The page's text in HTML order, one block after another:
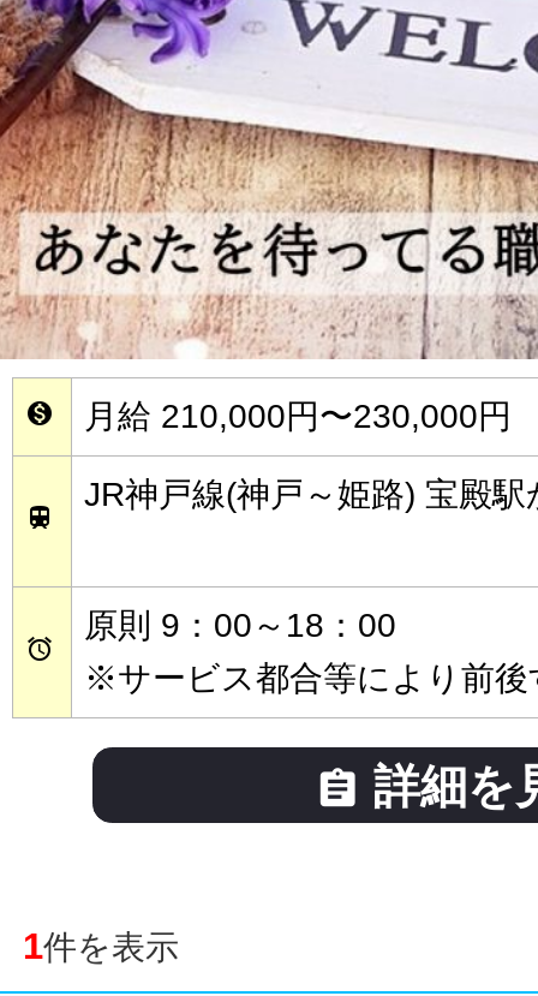
 月給 210,000円〜230,000円

JR神戸線(神戸～姫路) 宝殿

原則 9：00～18：00
※サービス都合等により前後
 詳細を
1件を表示